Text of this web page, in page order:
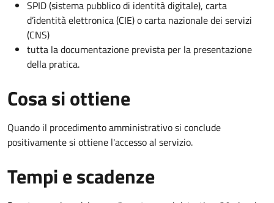
SPID (sistema pubblico di identità digitale), carta
d’identità elettronica (CIE) o carta nazionale dei servizi
(CNS)
tutta la documentazione prevista per la presentazione
della pratica.
Cosa si ottiene
Quando il procedimento amministrativo si conclude
positivamente si ottiene l'accesso al servizio.
Tempi e scadenze